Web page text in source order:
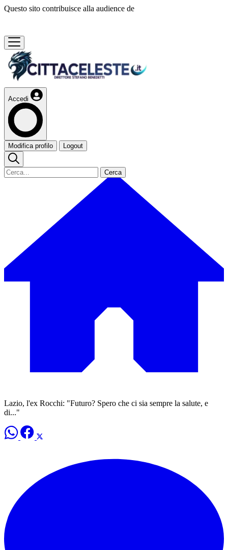
Questo sito contribuisce alla audience de
Accedi
Modifica profilo Logout
Cerca
Lazio, l'ex Rocchi: "Futuro? Spero che ci sia sempre la salute, e
di..."